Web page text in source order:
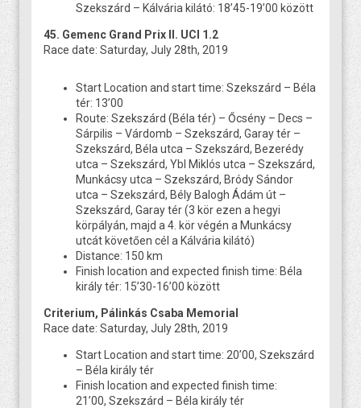
Szekszárd – Kálvária kilátó: 18’45-19’00 között
45. Gemenc Grand Prix II. UCI 1.2
Race date: Saturday, July 28th, 2019
Start Location and start time: Szekszárd – Béla
tér: 13’00
Route: Szekszárd (Béla tér) – Őcsény – Decs –
Sárpilis – Várdomb – Szekszárd, Garay tér –
Szekszárd, Béla utca – Szekszárd, Bezerédy
utca – Szekszárd, Ybl Miklós utca – Szekszárd,
Munkácsy utca – Szekszárd, Bródy Sándor
utca – Szekszárd, Bély Balogh Ádám út –
Szekszárd, Garay tér (3 kör ezen a hegyi
körpályán, majd a 4. kör végén a Munkácsy
utcát követően cél a Kálvária kilátó)
Distance: 150 km
Finish location and expected finish time: Béla
király tér: 15’30-16’00 között
Criterium, Pálinkás Csaba Memorial
Race date: Saturday, July 28th, 2019
Start Location and start time: 20’00, Szekszárd
– Béla király tér
Finish location and expected finish time:
21’00, Szekszárd – Béla király tér